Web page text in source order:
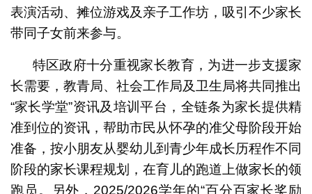
表演活动、摊位游戏及亲子工作坊，吸引不少家长
带同子女前来参与。
特区政府十分重视家长教育，为进一步支援家
长需要，教青局、社会工作局及卫生局将共同推出
“家长学堂”资讯及培训平台，全链条为家长提供精
准到位的资讯，帮助市民从怀孕的准父母阶段开始
准备，按小朋友从婴幼儿到青少年成长历程作不同
阶段的家长课程规划，在育儿的跑道上做家长的领
跑员。另外，2025/2026学年的“百分百家长奖励